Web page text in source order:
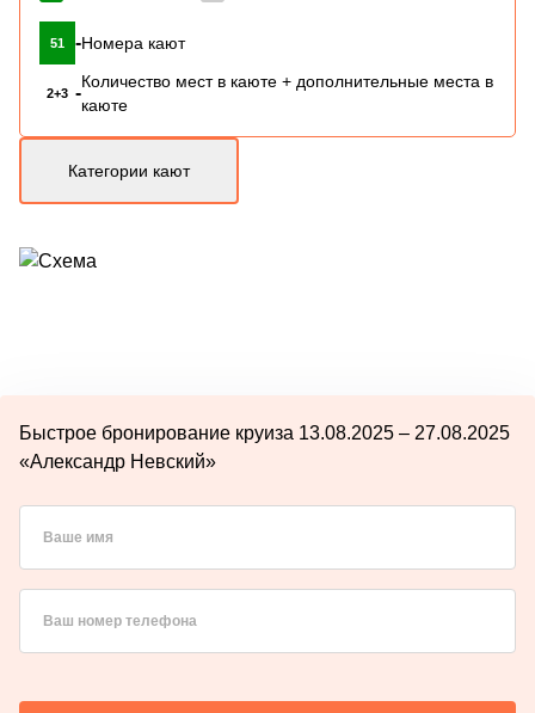
51 -Номера кают
2+3 -
Количество мест в каюте + дополнительные места в
каюте
Категории кают
Быстрое бронирование круиза 13.08.2025 – 27.08.2025
«Александр Невский»
Ваше имя
Ваш номер телефона